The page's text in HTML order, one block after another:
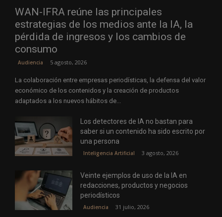
WAN-IFRA reúne las principales
estrategias de los medios ante la IA, la
pérdida de ingresos y los cambios de
consumo
Audiencia 5 agosto, 2026
La colaboración entre empresas periodísticas, la defensa del valor
económico de los contenidos y la creación de productos
adaptados a los nuevos hábitos de...
Los detectores de IA no bastan para
saber si un contenido ha sido escrito por
una persona
Inteligencia Artificial 3 agosto, 2026
Veinte ejemplos de uso de la IA en
redacciones, productos y negocios
periodísticos
Audiencia 31 julio, 2026